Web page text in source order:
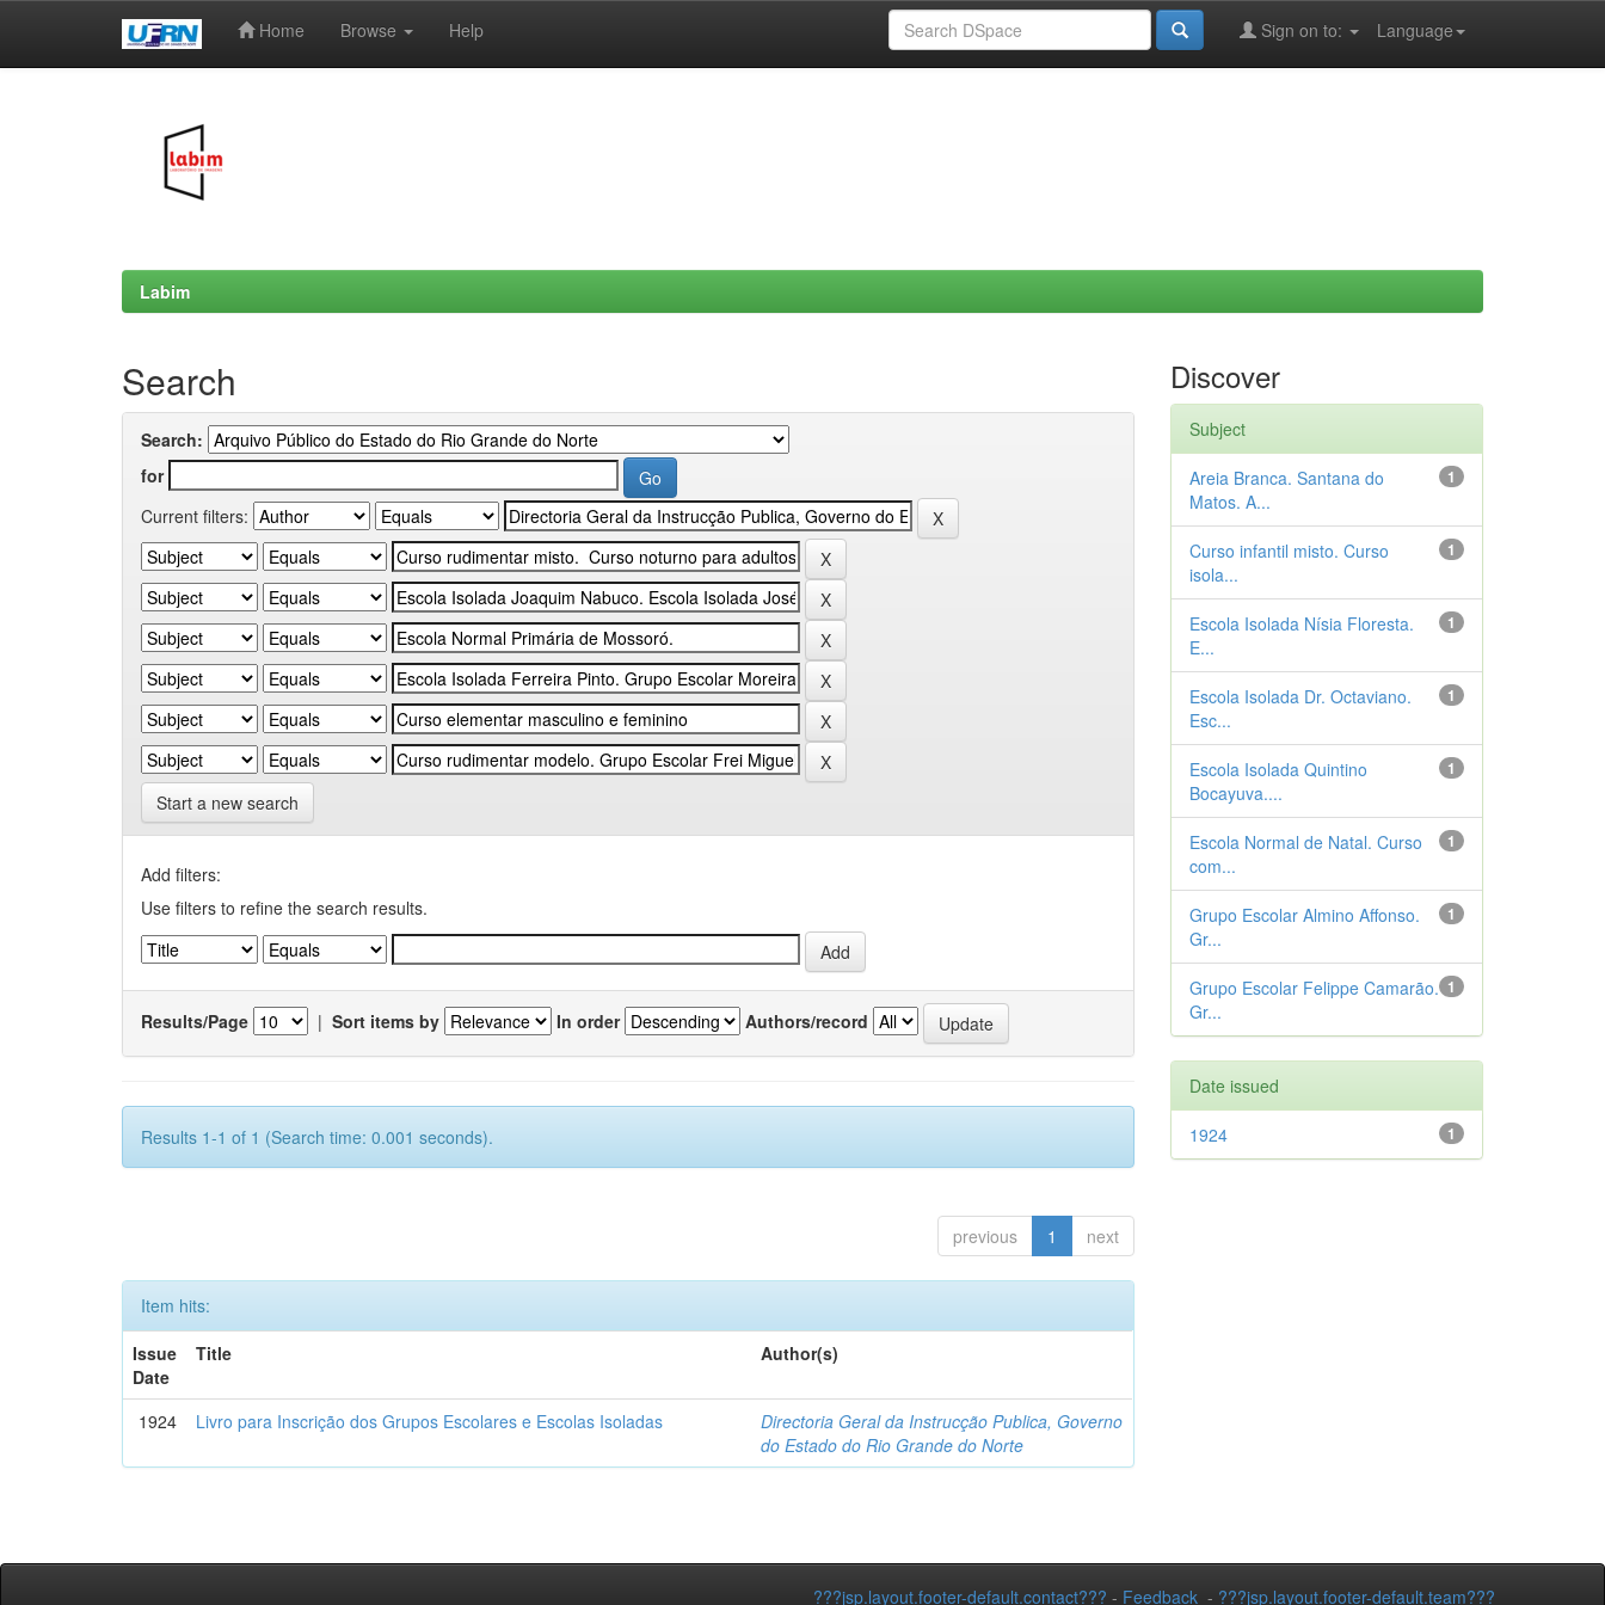
Home Browse Help Language
Sign on to:
Labim
Search
Search:
for
Current filters:
Start a new search
Add filters:
Use filters to refine the search results.
Results/Page | Sort items by In order Authors/record
Results 1-1 of 1 (Search time: 0.001 seconds).
previous 1 next
Item hits:
Issue
Date
Title Author(s)
1924 Livro para Inscrição dos Grupos Escolares e Escolas Isoladas
Directoria Geral da Instrucção Publica, Governo
do Estado do Rio Grande do Norte
Discover
Subject
1
Areia Branca. Santana do
Matos. A...
1
Curso infantil misto. Curso
isola...
1
Escola Isolada Nísia Floresta.
E...
1
Escola Isolada Dr. Octaviano.
Esc...
1
Escola Isolada Quintino
Bocayuva....
1
Escola Normal de Natal. Curso
com...
1
Grupo Escolar Almino Affonso.
Gr...
1
Grupo Escolar Felippe Camarão.
Gr...
Date issued
1
1924
???jsp.layout.footer-default.contact??? - Feedback - ???jsp.layout.footer-default.team???